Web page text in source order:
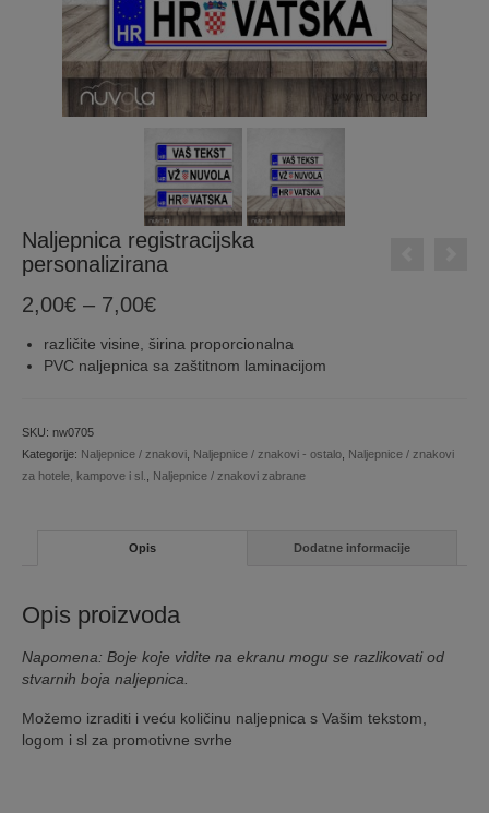
Naljepnica registracijska
personalizirana
2,00€ – 7,00€Price
2,00€
through
različite visine, širina proporcionalna
PVC naljepnica sa zaštitnom laminacijom
SKU: nw0705
Kategorije: Naljepnice / znakovi Naljepnice / znakovi - ostalo Naljepnice / znakovi
za hotele, kampove i sl.
Naljepnice / znakovi zabrane
Opis Dodatne informacije
Opis proizvoda
Napomena: Boje koje vidite na ekranu mogu se razlikovati od
stvarnih boja naljepnica.
Možemo izraditi i veću količinu naljepnica s Vašim tekstom,
logom i sl za promotivne svrhe